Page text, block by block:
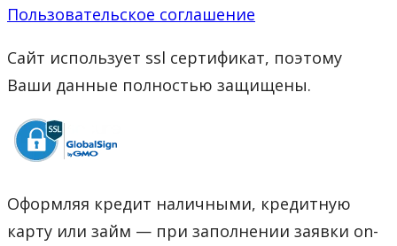
Пользовательское соглашение
Сайт использует ssl сертификат, поэтому
Ваши данные полностью защищены.
Оформляя кредит наличными, кредитную
карту или займ — при заполнении заявки on-